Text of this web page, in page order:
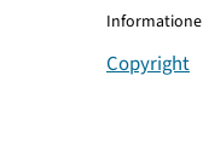
Copyright